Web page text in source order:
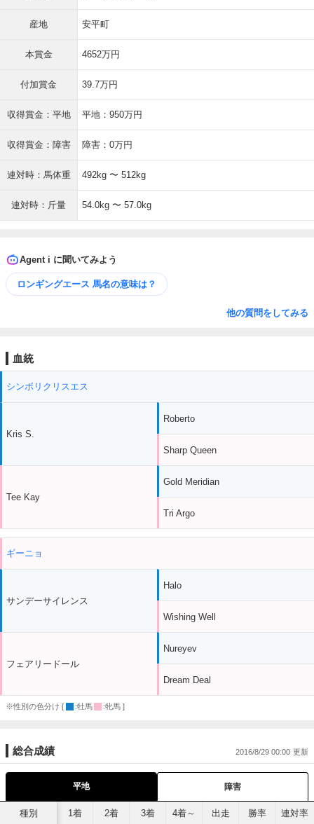
産地 安平町
本賞金 4652万円
付加賞金 39.7万円
収得賞金：平地 平地：950万円
収得賞金：障害 障害：0万円
連対時：馬体重 492kg 〜 512kg
連対時：斤量 54.0kg 〜 57.0kg
Agent i に聞いてみよう
ロンギングエース 馬名の意味は？
他の質問をしてみる
血統
シンボリクリスエス
Kris S.
Tee Kay
Roberto
Sharp Queen
Gold Meridian
Tri Argo
ギーニョ
サンデーサイレンス
フェアリードール
Halo
Wishing Well
Nureyev
Dream Deal
※性別の色分け [ :牡馬 :牝馬 ]
総合成績 2016/8/29 00:00
平地 障害
種別 1着 2着 3着 4着～ 出走 勝率 連対率